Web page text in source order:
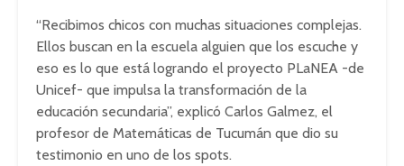
“Recibimos chicos con muchas situaciones complejas.
Ellos buscan en la escuela alguien que los escuche y
eso es lo que está logrando el proyecto PLaNEA -de
Unicef- que impulsa la transformación de la
educación secundaria”, explicó Carlos Galmez, el
profesor de Matemáticas de Tucumán que dio su
testimonio en uno de los spots.